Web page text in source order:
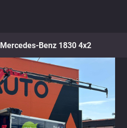
Mercedes-Benz 1830 4x2